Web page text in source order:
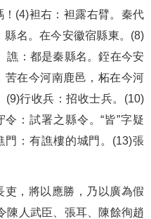
(4)袒右：袒露右臂。秦代
縣名。在今安徽宿縣東。(8)
譙：都是秦縣名。銍在今安
苦在今河南鹿邑，柘在今河
(9)行收兵：招收士兵。(10)
：試署之縣令。“皆”字疑
門：有譙樓的城門。(13)張
，將以應勝，乃以廣為假
陳人武臣、張耳、陳餘徇趙